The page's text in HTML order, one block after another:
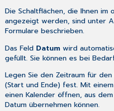
Die Schaltflächen, die Ihnen im
angezeigt werden, sind unter
Formulare beschrieben.
Das Feld Datum wird
gefüllt. Sie können es bei
Legen Sie den Zeitraum für
(Start und Ende) fest. Mit
einen Kalender öffnen, aus
Datum übernehmen können.